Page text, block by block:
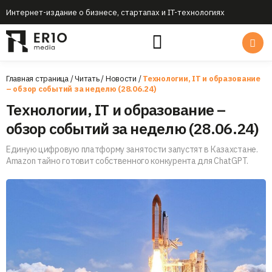
Интернет-издание о бизнесе, стартапах и IT-технологиях
Главная страница/Читать/Новости /Технологии, IT и образование
– обзор событий за неделю (28.06.24)
Технологии, IT и образование –
обзор событий за неделю (28.06.24)
Единую цифровую платформу занятости запустят в Казахстане.
Amazon тайно готовит собственного конкурента для ChatGPT.